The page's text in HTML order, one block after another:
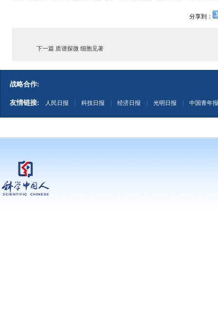
分享到：
下一篇 质谱探微 细胞见著
战略合作:
友情链接: 人民日报 科技日报 经济日报 光明日报 中国青年报